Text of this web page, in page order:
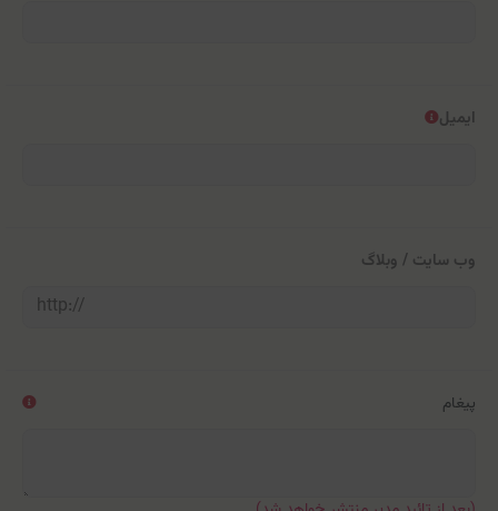
ایمیل
وب سایت / وبلاگ
پیغام